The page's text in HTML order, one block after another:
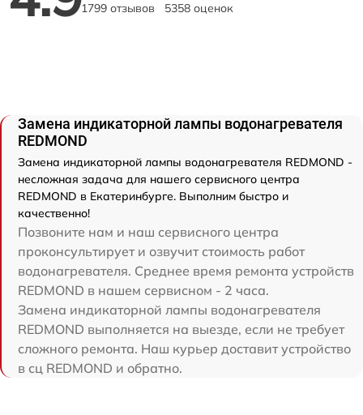
1799 отзывов 5358 оценок
Замена индикаторной лампы водонагревателя
REDMOND
Замена индикаторной лампы водонагревателя REDMOND -
несложная задача для нашего сервисного центра
REDMOND в Екатеринбурге. Выполним быстро и
качественно!
Позвоните нам и наш сервисного центра
проконсультирует и озвучит стоимость работ
водонагревателя. Среднее время ремонта устройств
REDMOND в нашем сервисном - 2 часа.
Замена индикаторной лампы водонагревателя
REDMOND выполняется на выезде, если не требует
сложного ремонта. Наш курьер доставит устройство
в сц REDMOND и обратно.